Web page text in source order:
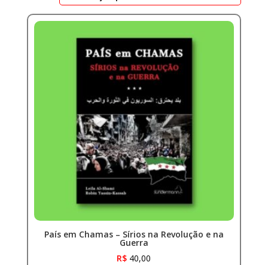
País em Chamas – Sírios na Revolução e na
Guerra
R$ 40,00